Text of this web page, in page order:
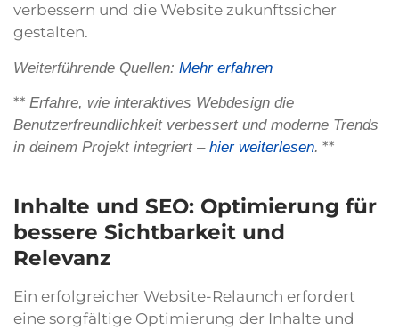
verbessern und die Website zukunftssicher
gestalten.
Weiterführende Quellen: Mehr erfahren
** Erfahre, wie interaktives Webdesign die
Benutzerfreundlichkeit verbessert und moderne Trends
in deinem Projekt integriert – hier weiterlesen. **
Inhalte und SEO: Optimierung für
bessere Sichtbarkeit und
Relevanz
Ein erfolgreicher Website-Relaunch erfordert
eine sorgfältige Optimierung der Inhalte und